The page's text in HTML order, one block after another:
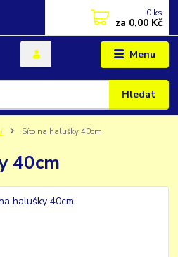
Menu
Hledat
0 ks
za 0,00 Kč
Síto na halušky 40cm
40cm